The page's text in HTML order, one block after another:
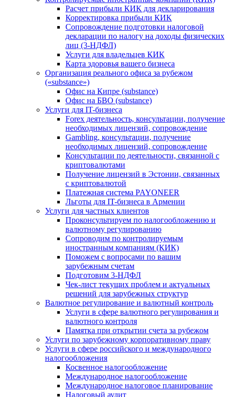
Расчет прибыли КИК для декларирования
Корректировка прибыли КИК
Сопровождение подготовки налоговой
декларации по налогу на доходы физических
лиц (3-НДФЛ)
Услуги для владельцев КИК
Карта здоровья вашего бизнеса
Организация реального офиса за рубежом
(«substance»)
Офис на Кипре (substance)
Офис на БВО (substance)
Услуги для IT-бизнеса
Forex деятельность, консультации, получение
необходимых лицензий, сопровождение
Gambling, консультации, получение
необходимых лицензий, сопровождение
Консультации по деятельности, связанной с
криптовалютами
Получение лицензий в Эстонии, связанных
с криптовалютой
Платежная система PAYONEER
Льготы для IT-бизнеса в Армении
Услуги для частных клиентов
Проконсультируем по налогообложению и
валютному регулированию
Сопроводим по контролируемым
иностранным компаниям (КИК)
Поможем с вопросами по вашим
зарубежным счетам
Подготовим 3-НДФЛ
Чек-лист текущих проблем и актуальных
решений для зарубежных структур
Валютное регулирование и валютный контроль
Услуги в сфере валютного регулирования и
валютного контроля
Памятка при открытии счета за рубежом
Услуги по зарубежному корпоративному праву
Услуги в сфере российского и международного
налогообложения
Косвенное налогообложение
Международное налогообложение
Международное налоговое планирование
Налоговый аудит